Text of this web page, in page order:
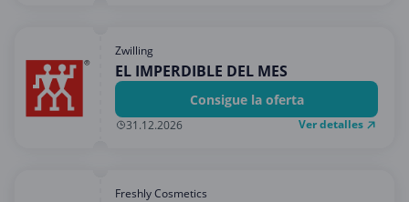
Zwilling
EL IMPERDIBLE DEL MES
Consigue la oferta
31.12.2026 Ver detalles
Freshly Cosmetics